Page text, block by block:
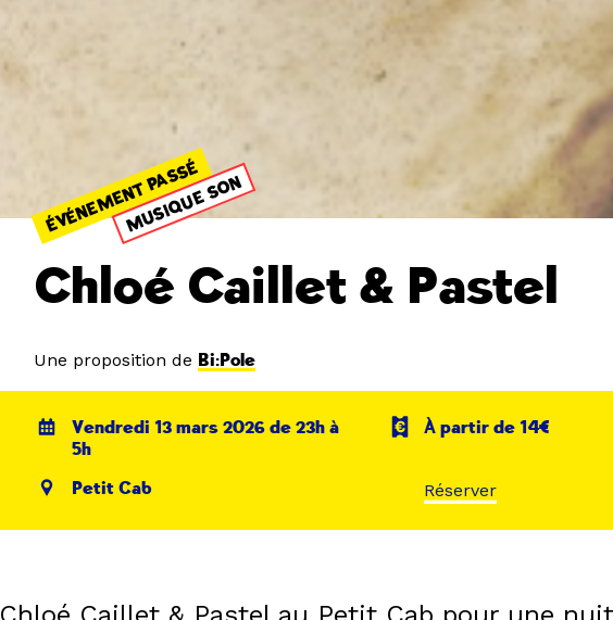
ÉVÉNEMENT PASSÉ
MUSIQUE SON
Chloé Caillet & Pastel
Une proposition de Bi:Pole
Vendredi 13 mars 2026 de 23h à
5h
À partir de 14€
Petit Cab Réserver